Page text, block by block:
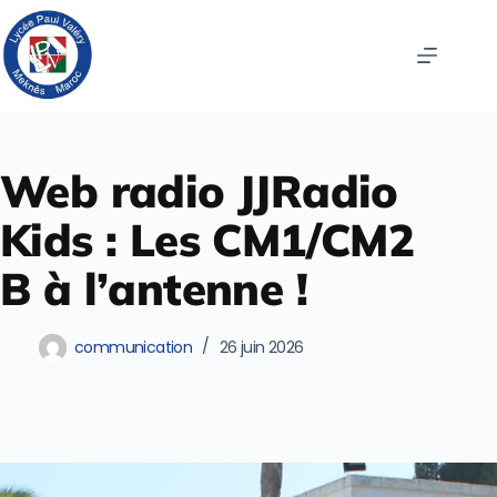
Web radio JJRadio
Kids : Les CM1/CM2
B à l’antenne !
communication 26 juin 2026